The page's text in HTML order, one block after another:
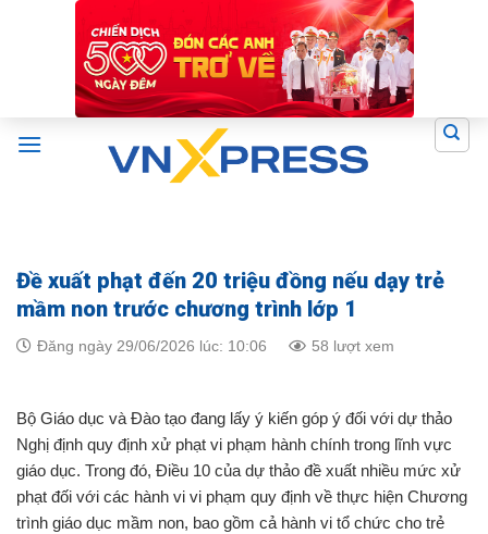
Đề xuất phạt đến 20 triệu đồng nếu dạy trẻ
mầm non trước chương trình lớp 1
Đăng ngày 29/06/2026 lúc: 10:06 58 lượt xem
Bộ Giáo dục và Đào tạo đang lấy ý kiến góp ý đối với dự thảo
Nghị định quy định xử phạt vi phạm hành chính trong lĩnh vực
giáo dục. Trong đó, Điều 10 của dự thảo đề xuất nhiều mức xử
phạt đối với các hành vi vi phạm quy định về thực hiện Chương
trình giáo dục mầm non, bao gồm cả hành vi tổ chức cho trẻ